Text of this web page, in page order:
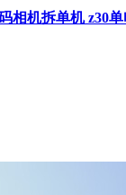
机拆单机 z30